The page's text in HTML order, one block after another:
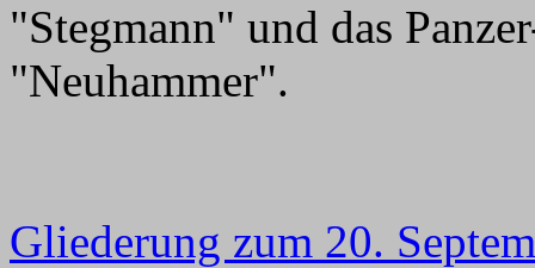
"Stegmann" und das
"Neuhammer".
Gliederung zum 20.